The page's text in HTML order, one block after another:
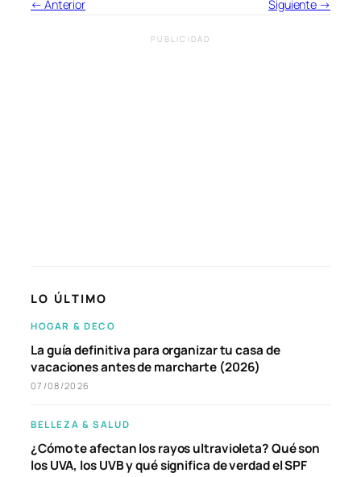
← Anterior Siguiente →
PUBLICIDAD
LO ÚLTIMO
HOGAR & DECO
La guía definitiva para organizar tu casa de
vacaciones antes de marcharte (2026)
07/08/2026
BELLEZA & SALUD
¿Cómo te afectan los rayos ultravioleta? Qué son
los UVA, los UVB y qué significa de verdad el SPF